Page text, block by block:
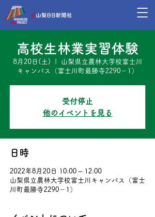
高校生林業実習体験
8月20日(土)
山梨県立農林大学校富士川
キャンパス（富士川町最勝寺2290－1）
受付停止
他のイベントを見る
日時
2022年8月20日 10:00 – 12:00
山梨県立農林大学校富士川キャンパス（富士
川町最勝寺2290－1）